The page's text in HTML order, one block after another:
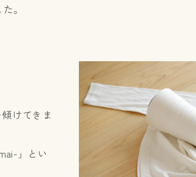
。
けてきま
」とい